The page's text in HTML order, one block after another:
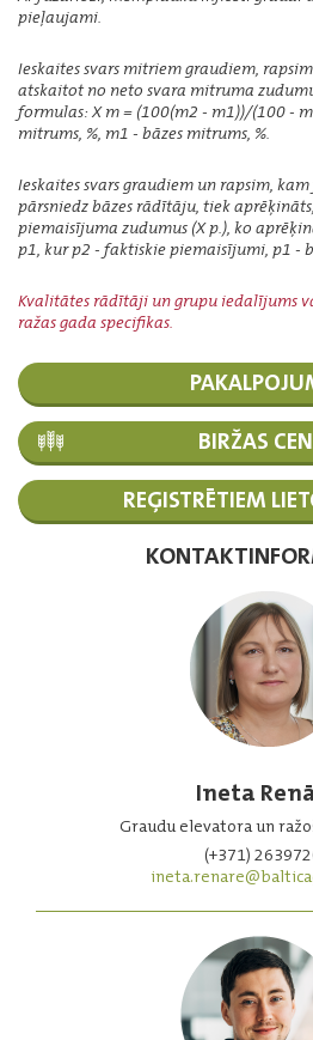
pieļaujami.
Ieskaites svars mitriem graudiem,
atskaitot no neto svara mitruma
formulas: X m = (100(m2 - m1))/(100 -
mitrums, %, m1 - bāzes mitrums, %.
Ieskaites svars graudiem un rapsim,
pārsniedz bāzes rādītāju, tiek
piemaisījuma zudumus (X p.), ko
p1, kur p2 - faktiskie piemaisījumi, p1 -
Kvalitātes rādītāji un grupu iedalījums
ražas gada specifikas.
BIRŽAS
REĢISTRĒTIEM
Ineta
Graudu elevatora un
(+371)